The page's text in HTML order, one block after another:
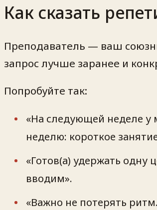
Как сказать
Преподаватель — ваш
запрос лучше заранее и
Попробуйте так:
«На следующей неделе у
неделю: короткое
«Готов(а) удержать
вводим».
«Важно не потерять